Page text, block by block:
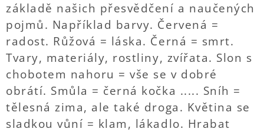
základě našich přesvědčení a naučených
pojmů. Například barvy. Červená =
radost. Růžová = láska. Černá = smrt.
Tvary, materiály, rostliny, zvířata. Slon s
chobotem nahoru = vše se v dobré
obrátí. Smůla = černá kočka ..... Sníh =
tělesná zima, ale také droga. Květina se
sladkou vůní = klam, lákadlo. Hrabat